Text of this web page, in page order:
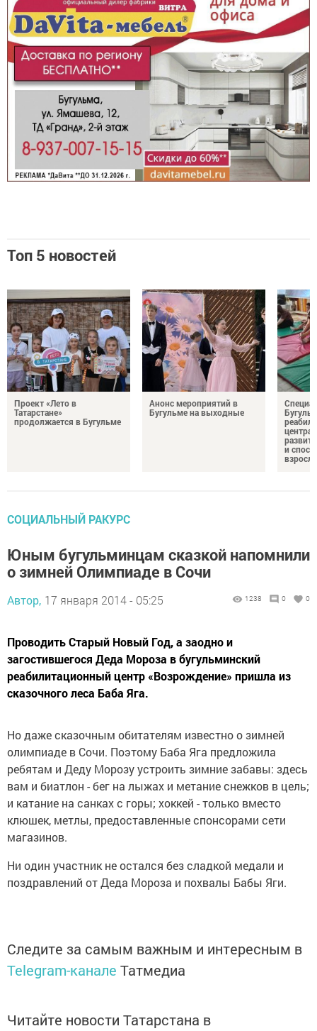
Топ 5 новостей
Проект «Лето в
Татарстане»
продолжается в Бугульме
Анонс мероприятий в
Бугульме на выходные
центра
и
СОЦИАЛЬНЫЙ РАКУРС
Юным бугульминцам сказкой напомнили
о зимней Олимпиаде в Сочи
Автор, 17 января 2014 - 05:25 1238 0 0
Проводить Старый Новый Год, а заодно и
загостившегося Деда Мороза в бугульминский
реабилитационный центр «Возрождение» пришла из
сказочного леса Баба Яга.
Но даже сказочным обитателям известно о зимней
олимпиаде в Сочи. Поэтому Баба Яга предложила
ребятам и Деду Морозу устроить зимние забавы: здесь
вам и биатлон - бег на лыжах и метание снежков в цель;
и катание на санках с горы; хоккей - только вместо
клюшек, метлы, предоставленные спонсорами сети
магазинов.
Ни один участник не остался без сладкой медали и
поздравлений от Деда Мороза и похвалы Бабы Яги.
Следите за самым важным и интересным в
Telegram-канале Татмедиа
Читайте новости Татарстана в